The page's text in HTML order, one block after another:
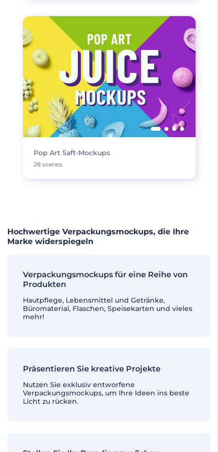
Pop Art Saft-Mockups
28 scenes
Hochwertige Verpackungsmockups, die Ihre
Marke widerspiegeln
Verpackungsmockups für eine Reihe von
Produkten
Hautpflege, Lebensmittel und Getränke,
Büromaterial, Flaschen, Speisekarten und vieles
mehr!
Präsentieren Sie kreative Projekte
Nutzen Sie exklusiv entworfene
Verpackungsmockups, um Ihre Ideen ins beste
Licht zu rücken.